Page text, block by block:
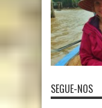
SEGUE-NOS